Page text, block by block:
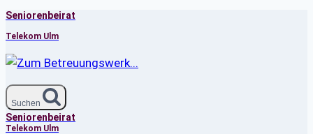
Zum
Inhalt
springen
Seniorenbeirat
Telekom Ulm
Suchen
Seniorenbeirat
Telekom Ulm